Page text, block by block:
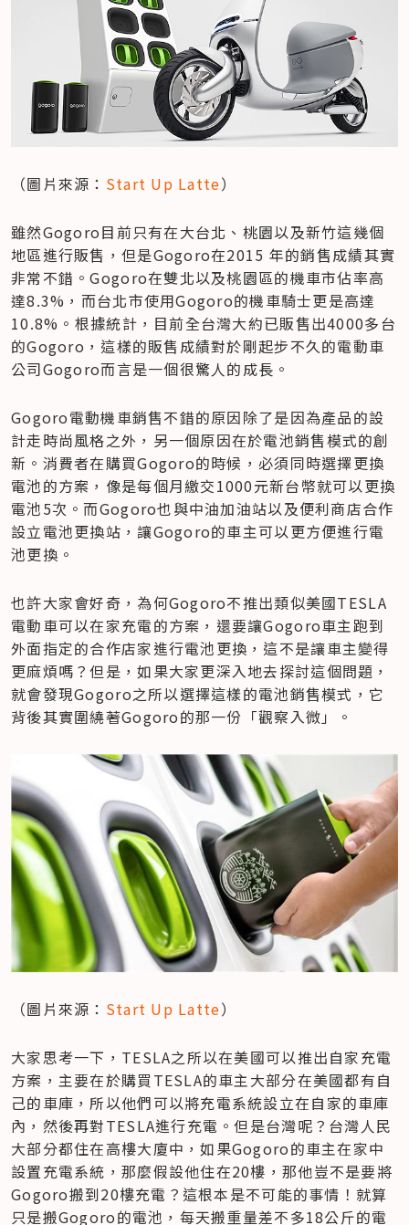
（圖片來源： Start Up Latte）
雖然Gogoro目前只有在大台北、桃園以及新竹這幾個
地區進行販售，但是Gogoro在2015 年的銷售成績其實
非常不錯。Gogoro在雙北以及桃園區的機車市佔率高
達8.3%，而台北市使用Gogoro的機車騎士更是高達
10.8%。根據統計，目前全台灣大約已販售出4000多台
的Gogoro，這樣的販售成績對於剛起步不久的電動車
公司Gogoro而言是一個很驚人的成長。
Gogoro電動機車銷售不錯的原因除了是因為產品的設
計走時尚風格之外，另一個原因在於電池銷售模式的創
新。消費者在購買Gogoro的時候，必須同時選擇更換
電池的方案，像是每個月繳交1000元新台幣就可以更換
電池5次。而Gogoro也與中油加油站以及便利商店合作
設立電池更換站，讓Gogoro的車主可以更方便進行電
池更換。
也許大家會好奇，為何Gogoro不推出類似美國TESLA
電動車可以在家充電的方案，還要讓Gogoro車主跑到
外面指定的合作店家進行電池更換，這不是讓車主變得
更麻煩嗎？但是，如果大家更深入地去探討這個問題，
就會發現Gogoro之所以選擇這樣的電池銷售模式，它
背後其實圍繞著Gogoro的那一份「觀察入微」。
（圖片來源： Start Up Latte）
大家思考一下，TESLA之所以在美國可以推出自家充電
方案，主要在於購買TESLA的車主大部分在美國都有自
己的車庫，所以他們可以將充電系統設立在自家的車庫
內，然後再對TESLA進行充電。但是台灣呢？台灣人民
大部分都住在高樓大廈中，如果Gogoro的車主在家中
設置充電系統，那麼假設他住在20樓，那他豈不是要將
Gogoro搬到20樓充電？這根本是不可能的事情！就算
只是搬Gogoro的電池，每天搬重量差不多18公斤的電